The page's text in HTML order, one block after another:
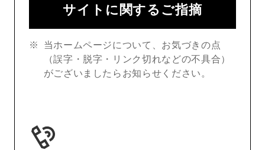
サイトに関するご指摘
当ホームページについて、お気づきの点
（誤字・脱字・リンク切れなどの不具合）
がございましたらお知らせください。